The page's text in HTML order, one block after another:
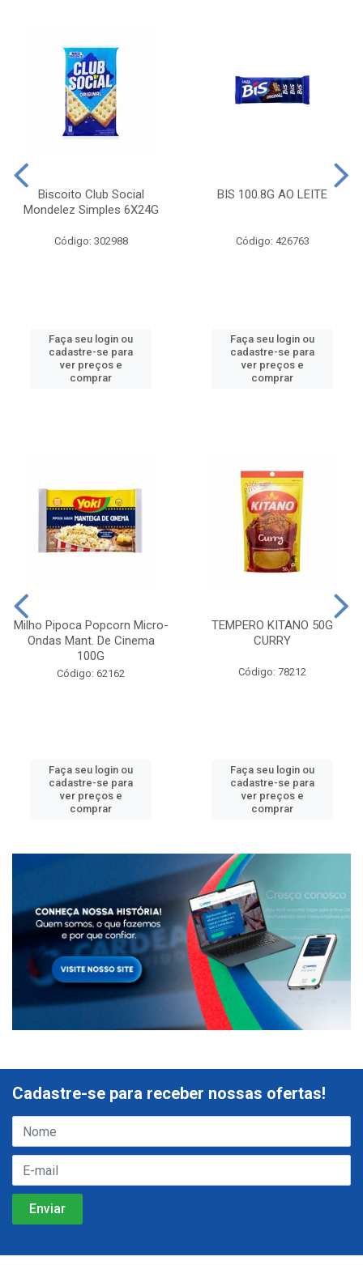
Biscoito Club Social
Mondelez Simples 6X24G
Código: 302988
Faça seu login ou
cadastre-se para
ver preços e
comprar
BIS 100.8G AO LEITE
Código: 426763
Faça seu login ou
cadastre-se para
ver preços e
comprar
Milho Pipoca Popcorn Micro-
Ondas Mant. De Cinema
100G
Código: 62162
Faça seu login ou
cadastre-se para
ver preços e
comprar
TEMPERO KITANO 50G
CURRY
Código: 78212
Faça seu login ou
cadastre-se para
ver preços e
comprar
Cadastre-se para receber nossas ofertas!